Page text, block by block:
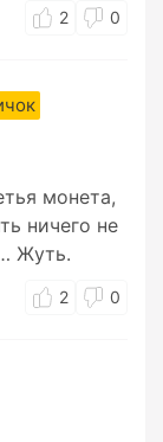
2 0
монета,
ничего не
Жуть.
2 0